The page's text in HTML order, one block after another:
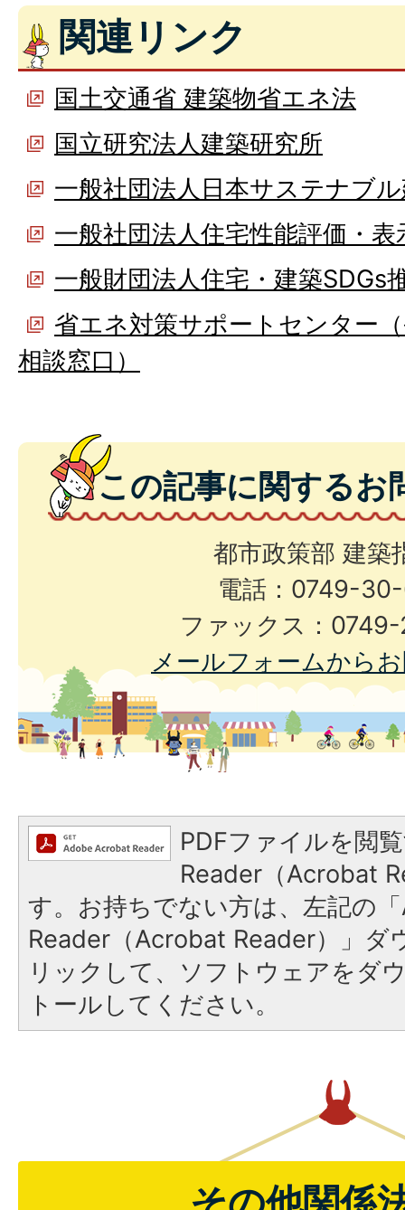
関連リンク
国土交通省 建築物省エネ法
国立研究法人建築研究所
一般社団法人日本サステナブ
一般社団法人住宅性能評価・表
一般財団法人住宅・建築SDGs
省エネ対策サポートセンター
相談窓口）
この記事に関するお
都市政策部 建築
電話：0749-
ファックス：
メールフォームから
PDFファイルを閲
Reader（Acrobat
す。お持ちでない方は、左記の
Reader（Acrobat Reader）」ダ
リックして、ソフトウェアをダ
トールしてください。